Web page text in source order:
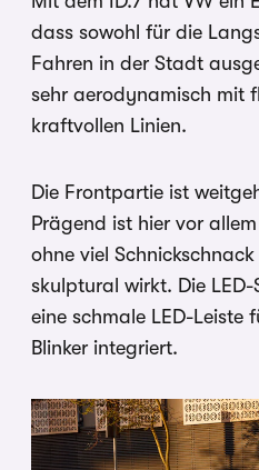
dass sowohl für die
Fahren in der Stadt
sehr aerodynamisch mit
kraftvollen Linien.
Die Frontpartie ist
Prägend ist hier vor
ohne viel
skulptural wirkt. Die
eine schmale LED-Leiste
Blinker integriert.